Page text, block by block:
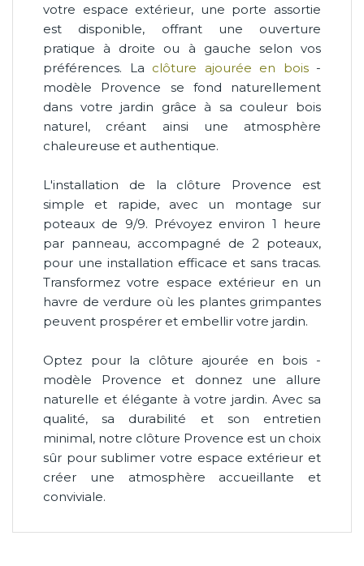
votre espace extérieur, une porte assortie
est disponible, offrant une ouverture
pratique à droite ou à gauche selon vos
préférences. La clôture ajourée en bois-
modèle Provence se fond naturellement
dans votre jardin grâce à sa couleur bois
naturel, créant ainsi une atmosphère
chaleureuse et authentique.
L'installation de la clôture Provence est
simple et rapide, avec un montage sur
poteaux de 9/9. Prévoyez environ 1 heure
par panneau, accompagné de 2 poteaux,
pour une installation efficace et sans tracas.
Transformez votre espace extérieur en un
havre de verdure où les plantes grimpantes
peuvent prospérer et embellir votre jardin.
Optez pour la clôture ajourée en bois -
modèle Provence et donnez une allure
naturelle et élégante à votre jardin. Avec sa
qualité, sa durabilité et son entretien
minimal, notre clôture Provence est un choix
sûr pour sublimer votre espace extérieur et
créer une atmosphère accueillante et
conviviale.